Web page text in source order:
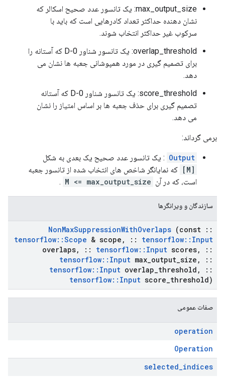
max_output_size: یک تانسور عدد صحیح اسکالر که
نشان دهنده حداکثر تعداد کادرهایی است که باید با
سرکوب غیر حداکثر انتخاب شوند.
overlap_threshold: یک تانسور شناور 0-D که آستانه را
برای تصمیم گیری در مورد همپوشانی جعبه ها نشان می
دهد.
score_threshold: یک تانسور شناور 0-D که آستانه
تصمیم گیری برای حذف جعبه ها بر اساس امتیاز را نشان
می دهد.
برمی گرداند:
Output : یک تانسور عدد صحیح یک بعدی به شکل
[M]
که نمایانگر شاخص های انتخاب شده از تانسور جعبه
است، که در آن M <= max_output_size
.
سازندگان و ویرانگرها
NonMaxSuppressionWithOverlaps (const ::
tensorflow::Scope & scope , :: tensorflow:: Input
overlaps, :: tensorflow:: Input scores,
::
tensorflow:: Input max output size ,
::
tensorflow:: Input overlap threshold ,
::
tensorflow:: Input score threshold)
صفات عمومی
operation
Operation
selected_indices